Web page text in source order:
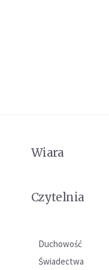
Wiara
Czytelnia
Duchowość
Świadectwa